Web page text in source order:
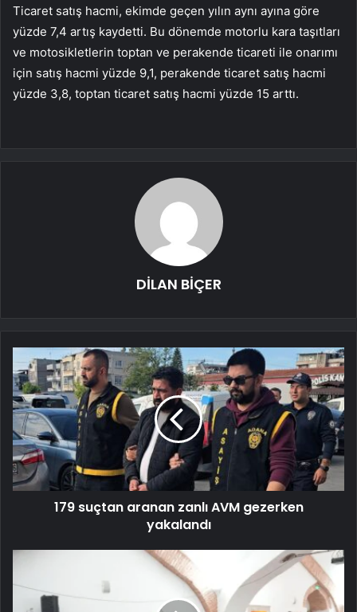
Ticaret satış hacmi, ekimde geçen yılın aynı ayına göre
yüzde 7,4 artış kaydetti. Bu dönemde motorlu kara taşıtları
ve motosikletlerin toptan ve perakende ticareti ile onarımı
için satış hacmi yüzde 9,1, perakende ticaret satış hacmi
yüzde 3,8, toptan ticaret satış hacmi yüzde 15 arttı.
DİLAN BİÇER
179 suçtan aranan zanlı AVM gezerken
yakalandı